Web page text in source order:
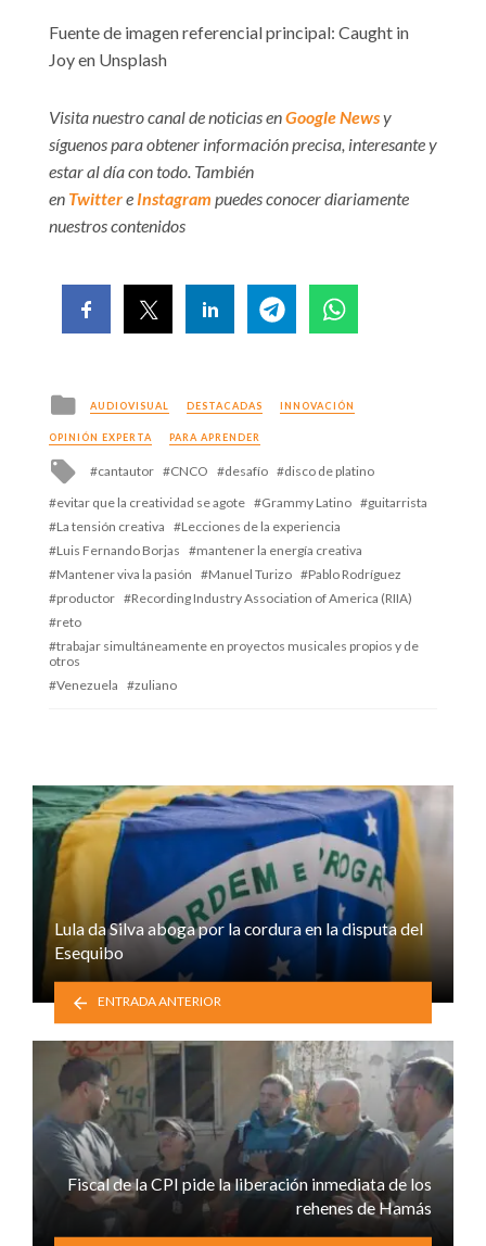
Fuente de imagen referencial principal: Caught in
Joy en Unsplash
Visita nuestro canal de noticias enGoogle Newsy
síguenos para obtener información precisa, interesante y
estar al día con todo. También
en Twittere Instagram puedes conocer diariamente
nuestros contenidos
Posted
in
AUDIOVISUAL DESTACADAS INNOVACIÓN
OPINIÓN EXPERTA PARA APRENDER
Tagged
cantautor CNCO desafío
disco de platino
evitar que la creatividad se agote
Grammy Latino
guitarrista
La tensión creativa
Lecciones de la experiencia
Luis Fernando Borjas
mantener la energía creativa
Mantener viva la pasión
Manuel Turizo
Pablo Rodríguez
productor
Recording Industry Association of America (RIIA)
reto
trabajar simultáneamente en proyectos musicales propios y de
otros
Venezuela
zuliano
Lula da Silva aboga por la cordura en la disputa del
Esequibo
ENTRADA ANTERIOR
Fiscal de la CPI pide la liberación inmediata de los
rehenes de Hamás